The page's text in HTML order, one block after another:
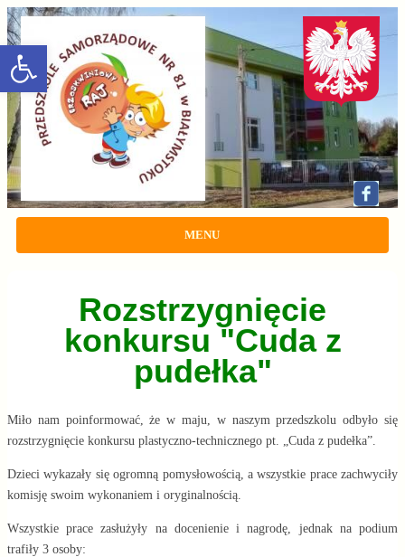
rozwiń/zwiń panel
MENU
Rozstrzygnięcie
konkursu "Cuda z
pudełka"
Miło nam poinformować, że w maju, w naszym przedszkolu odbyło się
rozstrzygnięcie konkursu plastyczno-technicznego pt. „Cuda z pudełka”.
Dzieci wykazały się ogromną pomysłowością, a wszystkie prace zachwyciły
komisję swoim wykonaniem i oryginalnością.
Wszystkie prace zasłużyły na docenienie i nagrodę, jednak na podium
trafiły 3 osoby: